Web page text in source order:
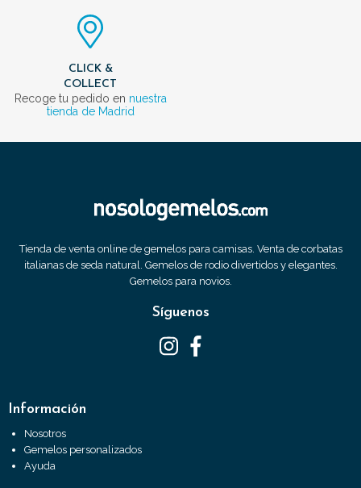
CLICK &
COLLECT
Recoge tu pedido en nuestra
tienda de Madrid
Tienda de venta online de gemelos para camisas. Venta de corbatas
italianas de seda natural. Gemelos de rodio divertidos y elegantes.
Gemelos para novios.
Síguenos
Información
Nosotros
Gemelos personalizados
Ayuda